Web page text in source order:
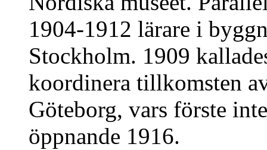
1904-1912 lärare i
Stockholm. 1909
koordinera tillkomsten
Göteborg, vars förste
öppnande 1916.